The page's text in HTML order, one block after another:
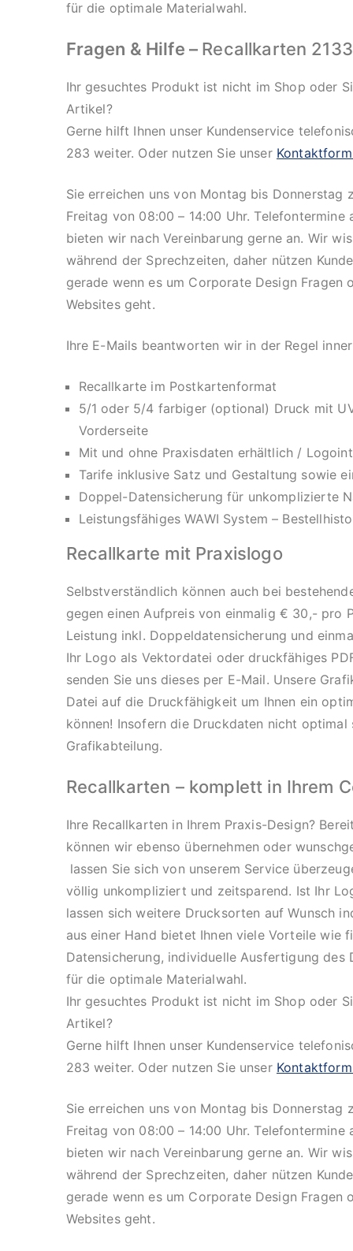
für die optimale Materialwahl.
Fragen & Hilfe – Recallkarten
Ihr gesuchtes Produkt ist nicht im Shop oder
Artikel?
Gerne hilft Ihnen unser Kundenservice
283 weiter. Oder nutzen Sie unser
Sie erreichen uns von Montag bis Donnerstag
Freitag von 08:00 – 14:00 Uhr.
bieten wir nach Vereinbarung gerne an. Wir
während der Sprechzeiten, daher nützen
gerade wenn es um Corporate Design Fragen
Websites geht.
Ihre E-Mails beantworten wir in der Regel
Recallkarte im Postkartenformat
5/1 oder 5/4 farbiger (optional) Druck mit
Vorderseite
Mit und ohne Praxisdaten erhältlich /
Tarife inklusive Satz und Gestaltung sowie
Doppel-Datensicherung für unkomplizierte
Leistungsfähiges WAWI System –
Recallkarte mit Praxislogo
Selbstverständlich können auch bei
gegen einen Aufpreis von einmalig € 30,- pro
Leistung inkl. Doppeldatensicherung und
Ihr Logo als Vektordatei oder druckfähiges
senden Sie uns dieses per E-Mail. Unsere
Datei auf die Druckfähigkeit um Ihnen ein
können! Insofern die Druckdaten nicht
Grafikabteilung.
Recallkarten – komplett in Ihrem
Ihre Recallkarten in Ihrem Praxis-Design?
können wir ebenso übernehmen oder
lassen Sie sich von unserem Service
völlig unkompliziert und zeitsparend. Ist Ihr
lassen sich weitere Drucksorten auf Wunsch
aus einer Hand bietet Ihnen viele Vorteile wie
Datensicherung, individuelle Ausfertigung des
für die optimale Materialwahl.
Ihr gesuchtes Produkt ist nicht im Shop oder
Artikel?
Gerne hilft Ihnen unser Kundenservice
283 weiter. Oder nutzen Sie unser
Sie erreichen uns von Montag bis Donnerstag
Freitag von 08:00 – 14:00 Uhr.
bieten wir nach Vereinbarung gerne an. Wir
während der Sprechzeiten, daher nützen
gerade wenn es um Corporate Design Fragen
Websites geht.